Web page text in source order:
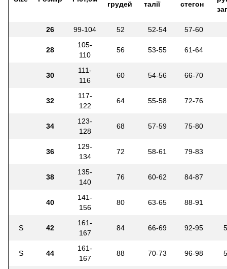
грудей
талії
стегон
26 99-104 52 52-54 57-60
28
105-
110
56 53-55 61-64
30
111-
116
60 54-56 66-70
32
117-
122
64 55-58 72-76
34
123-
128
68 57-59 75-80
36
129-
134
72 58-61 79-83
38
135-
140
76 60-62 84-87
40
141-
156
80 63-65 88-91
S 42
161-
167
84 66-69 92-95
S 44
161-
167
88 70-73 96-98